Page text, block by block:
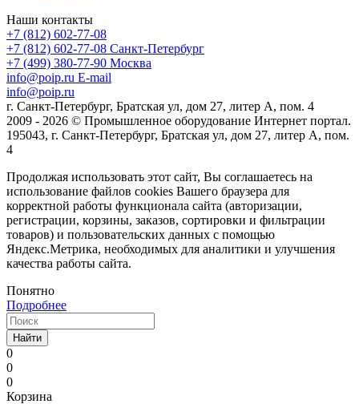
Наши контакты
+7 (812) 602-77-08
+7 (812) 602-77-08 Санкт-Петербург
+7 (499) 380-77-90 Москва
info@poip.ru E-mail
info@poip.ru
г. Санкт-Петербург, Братская ул, дом 27, литер А, пом. 4
2009 - 2026 © Промышленное оборудование Интернет портал.
195043, г. Санкт-Петербург, Братская ул, дом 27, литер А, пом.
4
Продолжая использовать этот сайт, Вы соглашаетесь на
использование файлов cookies Вашего браузера для
корректной работы функционала сайта (авторизации,
регистрации, корзины, заказов, сортировки и фильтрации
товаров) и пользовательских данных с помощью
Яндекс.Метрика, необходимых для аналитики и улучшения
качества работы сайта.
Понятно
Подробнее
Найти
0
0
0
Корзина